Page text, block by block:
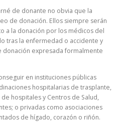
de donante no obvia que la
de donación. Ellos siempre serán
a la donación por los médicos del
tras la enfermedad o accidente y
expresada formalmente
en instituciones públicas
hospitalarias de trasplante,
hospitales y Centros de Salud,
o privadas como asociaciones
de hígado, corazón o riñón.